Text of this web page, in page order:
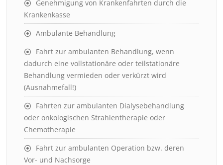
Genehmigung von Krankenfahrten durch die
Krankenkasse
Ambulante Behandlung
Fahrt zur ambulanten Behandlung, wenn
dadurch eine vollstationäre oder teilstationäre
Behandlung vermieden oder verkürzt wird
(Ausnahmefall!)
Fahrten zur ambulanten Dialysebehandlung
oder onkologischen Strahlentherapie oder
Chemotherapie
Fahrt zur ambulanten Operation bzw. deren
Vor- und Nachsorge